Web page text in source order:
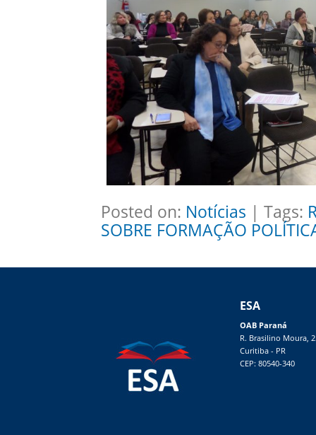
Posted on: Notícias | Tags:
SOBRE FORMAÇÃO
ESA
OAB Paraná
R. Brasilino Moura,
Curitiba - PR
CEP: 80540-340